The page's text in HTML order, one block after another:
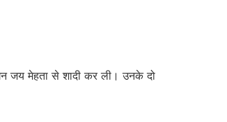
जय मेहता से शादी कर ली। उनके दो